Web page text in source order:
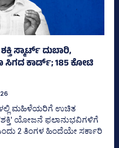
ಸ್ಮಾರ್ಟ್‌ ದುಬಾರಿ,
ಕಾರ್ಡ್‌; 185 ಕೋಟಿ
ಮಹಿಳೆಯರಿಗೆ ಉಚಿತ
ಯೋಜನೆ ಫಲಾನುಭವಿಗಳಿಗೆ
2 ತಿಂಗಳ ಹಿಂದೆಯೇ ಸರ್ಕಾರಿ